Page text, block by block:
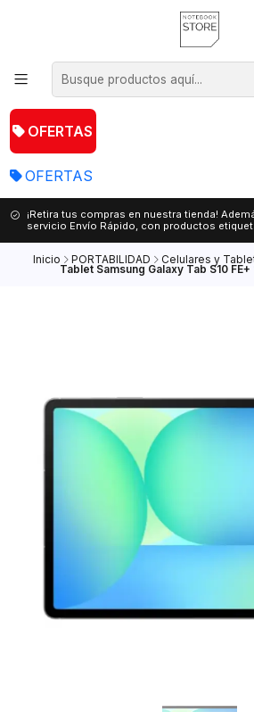
OFERTAS
OFERTAS
¡Retira tus compras en nuestra tienda!
servicio Envío Rápido, con productos
Inicio PORTABILIDAD Celulares y
Tablet Samsung Galaxy Tab S10 FE+